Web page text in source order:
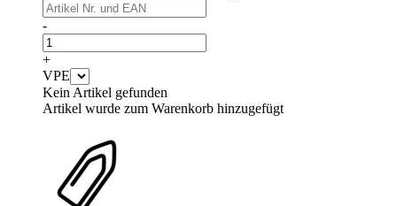
-
+
VPE
Kein Artikel gefunden
Artikel wurde zum Warenkorb hinzugefügt